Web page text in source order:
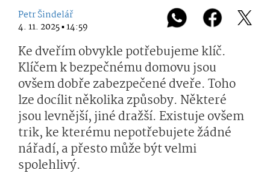
Petr Šindelář
4. 11. 2025 ▪ 14:59
Ke dveřím obvykle potřebujeme klíč.
Klíčem k bezpečnému domovu jsou
ovšem dobře zabezpečené dveře. Toho
lze docílit několika způsoby. Některé
jsou levnější, jiné dražší. Existuje ovšem
trik, ke kterému nepotřebujete žádné
nářadí, a přesto může být velmi
spolehlivý.